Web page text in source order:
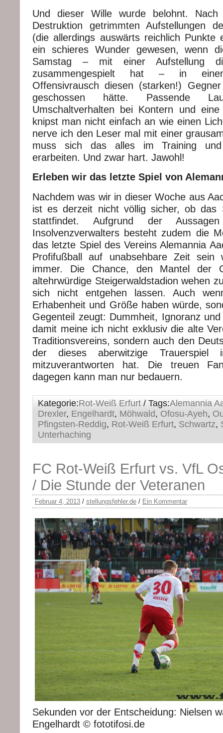
Und dieser Wille wurde belohnt.
Destruktion getrimmten Aufstellungen
(die allerdings auswärts reichlich Punkte
ein schieres Wunder gewesen, wenn
Samstag – mit einer Aufstellung
zusammengespielt hat – in
Offensivrausch diesen (starken!)
geschossen hätte. Passende
Umschaltverhalten bei Kontern und
knipst man nicht einfach an wie einen
nerve ich den Leser mal mit einer
muss sich das alles im Training und
erarbeiten. Und zwar hart. Jawohl!
Erleben wir das letzte Spiel von
Nachdem was wir in dieser Woche aus
ist es derzeit nicht völlig sicher, ob das
stattfindet. Aufgrund der
Insolvenzverwalters besteht zudem die
das letzte Spiel des Vereins Alemannia
Profifußball auf unabsehbare Zeit sein
immer. Die Chance, den Mantel der
altehrwürdige Steigerwaldstadion wehen
sich nicht entgehen lassen. Auch
Erhabenheit und Größe haben würde,
Gegenteil zeugt: Dummheit, Ignoranz
damit meine ich nicht exklusiv die alte
Traditionsvereins, sondern auch den
der dieses aberwitzige Trauerspiel
mitzuverantworten hat. Die treuen
dagegen kann man nur bedauern.
Kategorie:Rot-Weiß Erfurt / Tags:Alemannia
Drexler, Engelhardt, Möhwald, Ofosu-Ayeh,
Pfingsten-Reddig, Rot-Weiß Erfurt, Schwartz,
Unterhaching
FC Rot-Weiß Erfurt vs. VfL
/ Die Stunde der Veteranen
Februar 4, 2013 / stellungsfehler.de / Ein Kommentar
Sekunden vor der Entscheidung: Nielsen
Engelhardt © fototifosi.de